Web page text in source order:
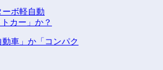
動車」か「コンパク